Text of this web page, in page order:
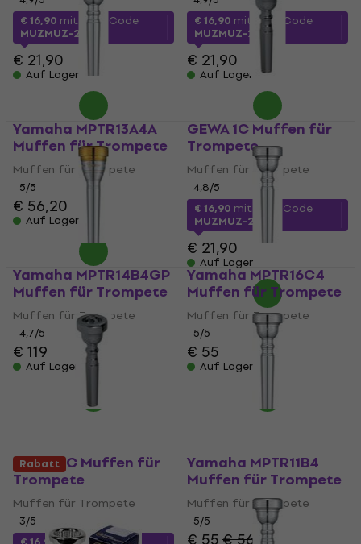
€ 16,90 mit dem Code
MUZMUZ-20
€ 21,90
Auf Lager
€ 16,90 mit dem Code
MUZMUZ-20
€ 21,90
Auf Lager
Yamaha MPTR13A4A
Muffen für Trompete
Muffen für Trompete
5/5
€ 56,20
Auf Lager
GEWA 1C Muffen für
Trompete
Muffen für Trompete
4,8/5
€ 16,90 mit dem Code
MUZMUZ-20
€ 21,90
Auf Lager
Yamaha MPTR14B4GP
Muffen für Trompete
Muffen für Trompete
4,7/5
€ 119
Auf Lager
Yamaha MPTR16C4
Muffen für Trompete
Muffen für Trompete
5/5
€ 55
Auf Lager
GEWA 5C Muffen für
Trompete
Muffen für Trompete
3/5
Yamaha MPTR11B4
Muffen für Trompete
Muffen für Trompete
5/5
Rabatt